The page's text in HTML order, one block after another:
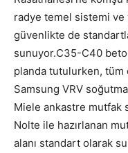
radye temel sistemi ve
güvenlikte de
sunuyor.C35-C40
planda tutulurken, tüm
Samsung VRV
Miele ankastre mutfak
Nolte ile hazırlanan
alanı standart olarak